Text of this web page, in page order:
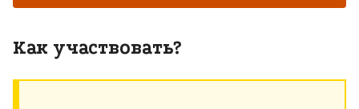
Как участвовать?